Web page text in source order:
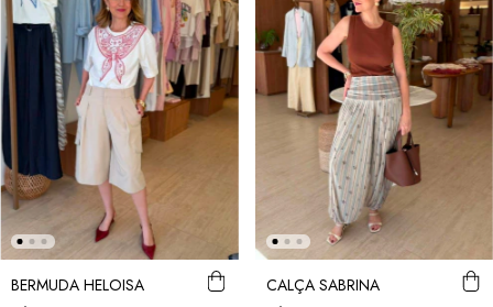
BERMUDA HELOISA CALÇA SABRINA